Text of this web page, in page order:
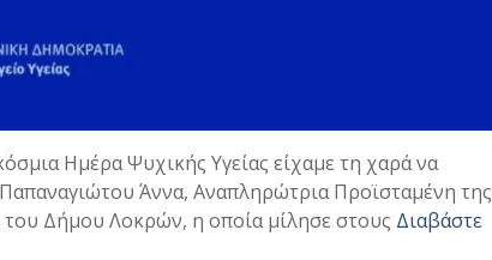
Ημέρα Ψυχικής Υγείας είχαμε τη χαρά να
Άννα, Αναπληρώτρια Προϊσταμένη της
του Δήμου Λοκρών, η οποία μίλησε στους Διαβάστε